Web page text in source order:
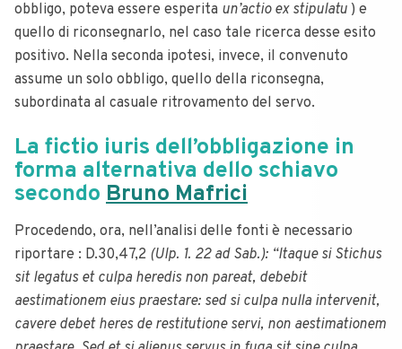
obbligo, poteva essere esperita un’actio ex stipulatu ) e
quello di riconsegnarlo, nel caso tale ricerca desse esito
positivo. Nella seconda ipotesi, invece, il convenuto
assume un solo obbligo, quello della riconsegna,
subordinata al casuale ritrovamento del servo.
La fictio iuris dell’obbligazione in
forma alternativa dello schiavo
secondo Bruno Mafrici
Procedendo, ora, nell’analisi delle fonti è necessario
riportare : D.30,47,2 (Ulp. 1. 22 ad Sab.): “ltaque si Stichus
sit legatus et culpa heredis non pareat, debebit
aestimationem eius praestare: sed si culpa nulla intervenit,
cavere debet heres de restitutione servi, non aestimationem